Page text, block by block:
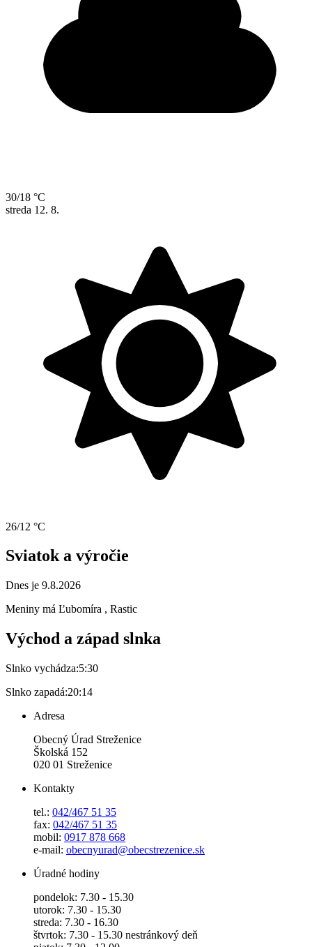
30/18 °C
streda 12. 8.
26/12 °C
Sviatok a výročie
Dnes je 9.8.2026
Meniny má Ľubomíra , Rastic
Východ a západ slnka
Slnko vychádza:5:30
Slnko zapadá:20:14
Adresa
Obecný Úrad Streženice
Školská 152
020 01 Streženice
Kontakty
tel.: 042/467 51 35
fax: 042/467 51 35
mobil: 0917 878 668
e-mail: obecnyurad@obecstrezenice.sk
Úradné hodiny
pondelok: 7.30 - 15.30
utorok: 7.30 - 15.30
streda: 7.30 - 16.30
štvrtok: 7.30 - 15.30 nestránkový deň